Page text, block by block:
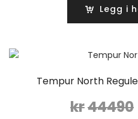
Legg i
Tempur North
kr44490